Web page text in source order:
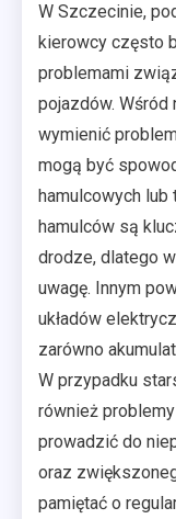
W Szczecinie,
kierowcy często
problemami
pojazdów.
wymienić
mogą być
hamulcowych lub
hamulców są
drodze, dlatego
uwagę. Innym
układów
zarówno
W przypadku
również
prowadzić do
oraz
pamiętać o